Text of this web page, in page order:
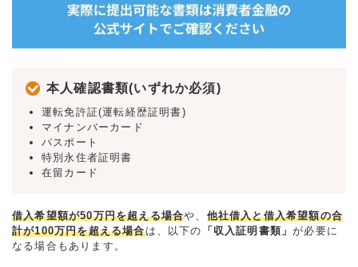
本人確認書類(いずれか必須)
運転免許証(運転経歴証明書)
マイナンバーカード
パスポート
特別永住者証明書
在留カード
借入希望額が50万円を超える場合や、 他社借入と借入希望額の合
計が100万円を超える場合は、以下の 「収入証明書類」が必要に
なる場合もあります。